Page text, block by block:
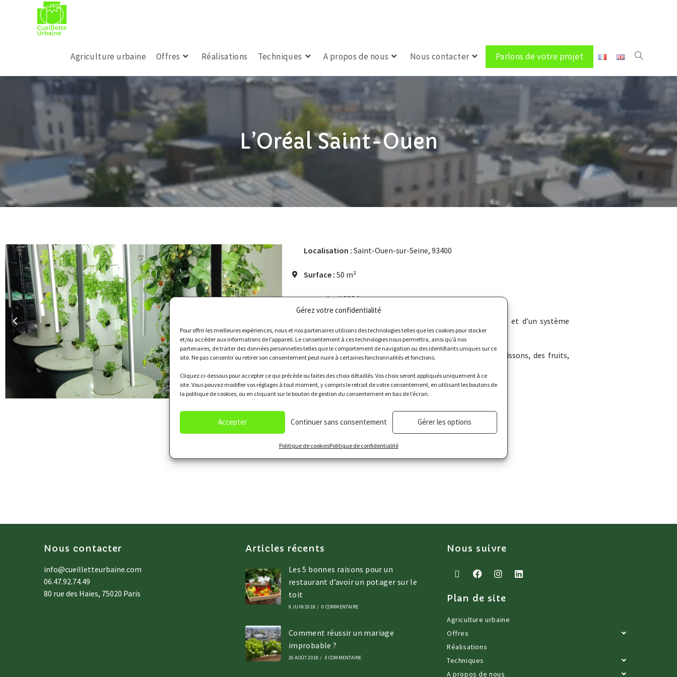
Gérez votre confidentialité
Pour offrir les meilleures expériences, nous et nos partenaires utilisons des technologies telles que les cookies pour stocker
et/ou accéder aux informations de l’appareil. Le consentement à ces technologies nous permettra, ainsi qu’à nos
partenaires, de traiter des données personnelles telles que le comportement de navigation ou des identifiants uniques sur ce
site. Ne pas consentir ou retirer son consentement peut nuire à certaines fonctionnalités et fonctions.
Cliquez ci-dessous pour accepter ce qui précède ou faites des choix détaillés. Vos choix seront appliqués uniquement à ce
site. Vous pouvez modifier vos réglages à tout moment, y compris le retrait de votre consentement, en utilisant les boutons de
la politique de cookies, ou en cliquant sur le bouton de gestion du consentement en bas de l’écran.
Accepter Continuer sans consentement Gérer les options
Politique de cookiesPolitique de confidentialité
Agriculture urbaine Offres Réalisations Techniques A propos de nous Nous contacter Parlons de votre projet
L’Oréal Saint-Ouen
Localisation : Saint-Ouen-sur-Seine, 93400
Surface : 50 m²
Date :Avril 2024
Installation de tours aéroponiques, armoires à micropousse et d’un système
aquaponique en partenariat avec VEGETO.
L’aquaponie est un système permettant de produire des poissons, des fruits,
La production est ensuite distribuée aux collaborateurs.
Nous contacter
info@cueilletteurbaine.com
06.47.92.74.49
80 rue des Haies, 75020 Paris
Articles récents
Les 5 bonnes raisons pour un
restaurant d’avoir un potager sur le
toit
9 JUIN 2018 / 0 COMMENTAIRE
Comment réussir un mariage
improbable ?
26 AOÛT 2018 / 0 COMMENTAIRE
Nous suivre
Plan de site
Agriculture urbaine
Offres
Réalisations
Techniques
A propos de nous